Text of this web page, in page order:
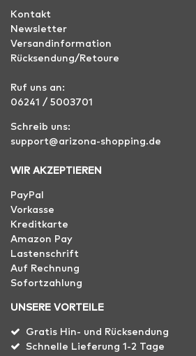
Kontakt
Newsletter
Versandinformation
Rücksendung/Retoure
Ruf uns an:
06241 / 5003701
Schreib uns:
support@arizona-shopping.de
WIR AKZEPTIEREN
PayPal
Vorkasse
Kreditkarte
Amazon Pay
Lastenschrift
Auf Rechnung
Sofortzahlung
UNSERE VORTEILE
Gratis Hin- und Rücksendung
Schnelle Lieferung 1-2 Tage